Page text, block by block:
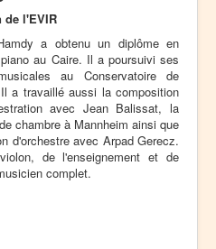
de l'EVIR
a obtenu un diplôme en
au Caire. Il a poursuivi ses
au Conservatoire de
a travaillé aussi la composition
avec Jean Balissat, la
chambre à Mannheim ainsi que
d'orchestre avec Arpad Gerecz.
de l'enseignement et de
complet.